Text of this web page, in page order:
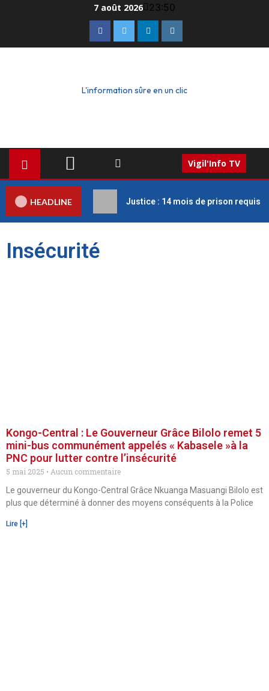
7 août 2026 23:50
L'information sûre en un clic
Vigil'Info TV
HEADLINE Justice : 14 mois de prison requis
Insécurité
Kongo-Central : Le Gouverneur Grâce Bilolo remet 5
mini-bus communément appelés « Kabasele »à la
PNC pour lutter contre l’insécurité
5 mai 2025
Aucun commentaire
Le gouverneur du Kongo-Central Grâce Nkuanga Masuangi Bilolo est
plus que déterminé à donner des moyens conséquents à la Police
Lire [+]